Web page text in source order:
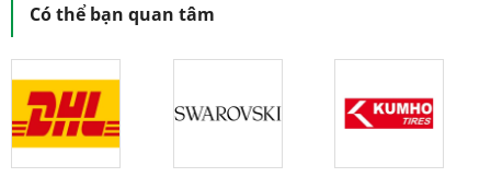
Có thể bạn quan tâm